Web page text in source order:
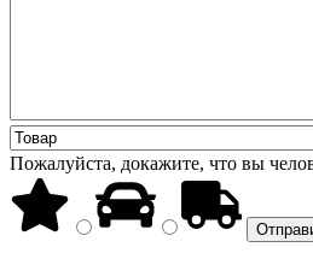
Пожалуйста, докажите, что вы